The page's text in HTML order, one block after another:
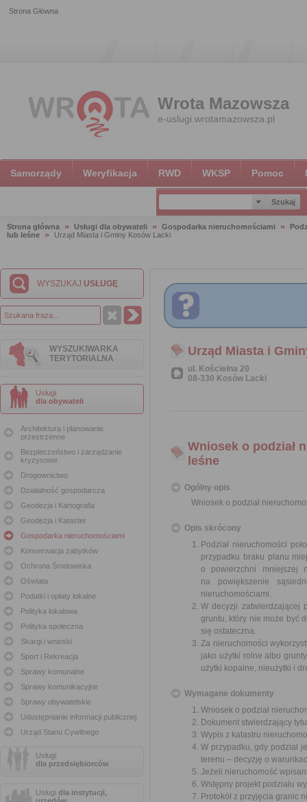
Strona Główna
Wrota Mazowsza
e-uslugi.wrotamazowsza.pl
Samorządy Weryfikacja RWD WKSP Pomoc
Strona główna Usługi dla obywateli Gospodarka nieruchomościami
lub leśne
Urząd Miasta i Gminy Kosów Lacki
WYSZUKAJ USŁUGĘ
WYSZUKIWARKA
TERYTORIALNA
Usługi
dla obywateli
Architektura i planowanie
przestrzenne
Bezpieczeństwo i zarządzanie
kryzysowe
Drogownictwo
Działalność gospodarcza
Geodezja i Kartografia
Geodezja i Kataster
Gospodarka nieruchomościami
Konserwacja zabytków
Ochrona Środowiska
Oświata
Podatki i opłaty lokalne
Polityka lokalowa
Polityka społeczna
Skargi i wnioski
Sport i Rekreacja
Sprawy komunalne
Sprawy komunikacyjne
Sprawy obywatelskie
Udostępnianie informacji publicznej
Urząd Stanu Cywilnego
Usługi
dla przedsiębiorców
Usługi dla instytucji,
Urząd Miasta i
ul. Kościelna 20
08-330 Kosów Lacki
Wniosek o podział
leśne
Ogólny opis
Wniosek o podział
Opis skrócony
Podział nieruchomości
przypadku braku planu
o powierzchni mniejszej
na powiększenie
nieruchomościami.
W decyzji zatwierdzającej
gruntu, który nie może być
się ostateczna.
Za nieruchomości
jako użytki rolne albo
użytki kopalne, nieużytki i
Wymagane dokumenty
Wniosek o podział
Dokument stwierdzający
Wypis z katastru
W przypadku, gdy podział
terenu – decyzję o
Jeżeli nieruchomość
Wstępny projekt podziału
Protokół z przyjęcia granic